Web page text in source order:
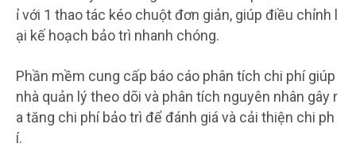
ỉ với 1 thao tác kéo chuột đơn giản, giúp điều chỉnh l
ại kế hoạch bảo trì nhanh chóng.
Phần mềm cung cấp báo cáo phân tích chi phí giúp
nhà quản lý theo dõi và phân tích nguyên nhân gây r
a tăng chi phí bảo trì để đánh giá và cải thiện chi ph
í.